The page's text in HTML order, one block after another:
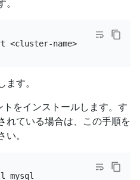
tiup cluster start <cluster-name>
ます。
をインストールします。す
れている場合は、この手順を
。